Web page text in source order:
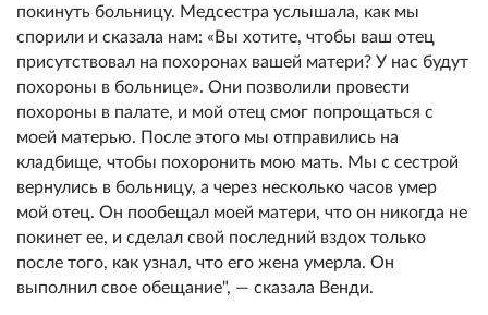
покинуть больницу. Медсестра услышала, как мы
спорили и сказала нам: «Вы хотите, чтобы ваш отец
присутствовал на похоронах вашей матери? У нас будут
похороны в больнице». Они позволили провести
похороны в палате, и мой отец смог попрощаться с
моей матерью. После этого мы отправились на
кладбище, чтобы похоронить мою мать. Мы с сестрой
вернулись в больницу, а через несколько часов умер
мой отец. Он пообещал моей матери, что он никогда не
покинет ее, и сделал свой последний вздох только
после того, как узнал, что его жена умерла. Он
выполнил свое обещание", — сказала Венди.